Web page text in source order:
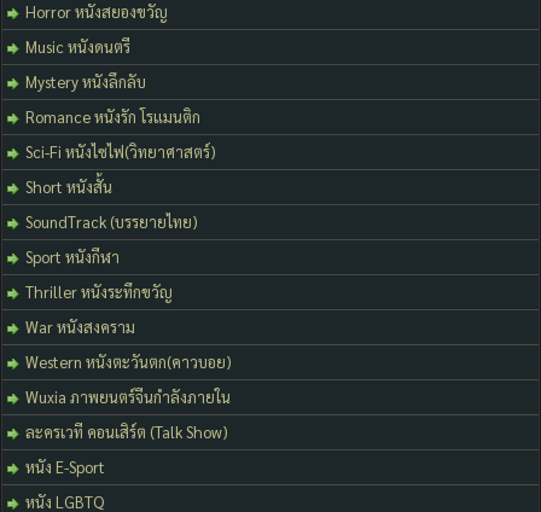
Horror หนังสยองขวัญ
Music หนังดนตรี
Mystery หนังลึกลับ
Romance หนังรัก โรแมนติก
Sci-Fi หนังไซไฟ(วิทยาศาสตร์)
Short หนังสั้น
SoundTrack (บรรยายไทย)
Sport หนังกีฬา
Thriller หนังระทึกขวัญ
War หนังสงคราม
Western หนังตะวันตก(คาวบอย)
Wuxia ภาพยนตร์จีนกำลังภายใน
ละครเวที คอนเสิร์ต (Talk Show)
หนัง E-Sport
หนัง LGBTQ